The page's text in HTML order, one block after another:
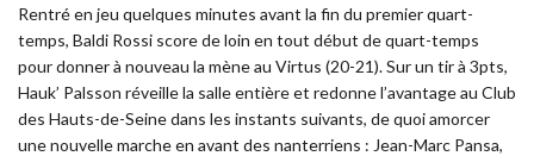
Rentré en jeu quelques minutes avant la fin du premier quart-
temps, Baldi Rossi score de loin en tout début de quart-temps
pour donner à nouveau la mène au Virtus (20-21). Sur un tir à 3pts,
Hauk’ Palsson réveille la salle entière et redonne l’avantage au Club
des Hauts-de-Seine dans les instants suivants, de quoi amorcer
une nouvelle marche en avant des nanterriens : Jean-Marc Pansa,